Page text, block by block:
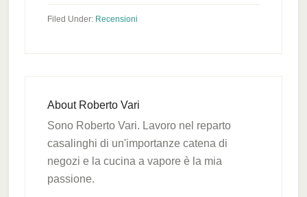
Filed Under: Recensioni
About Roberto Vari
Sono Roberto Vari. Lavoro nel reparto
casalinghi di un'importanze catena di
negozi e la cucina a vapore è la mia
passione.